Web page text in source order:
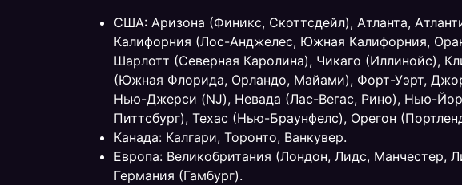
США: Аризона (Финикс, Скоттсдейл), Атланта,
Калифорния (Лос-Анджелес, Южная Калифорния,
Шарлотт (Северная Каролина), Чикаго (Иллинойс),
(Южная Флорида, Орландо, Майами), Форт-Уэрт,
Нью-Джерси (NJ), Невада (Лас-Вегас, Рино), Нью-
Питтсбург), Техас (Нью-Браунфелс), Орегон
Канада: Калгари, Торонто, Ванкувер.
Европа: Великобритания (Лондон, Лидс, Манчестер,
Германия (Гамбург).